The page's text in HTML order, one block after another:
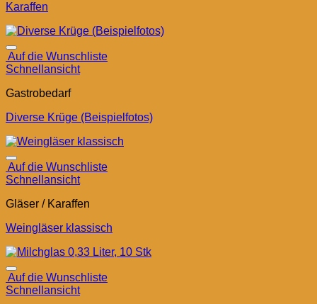
Karaffen
Auf die Wunschliste
Schnellansicht
Gastrobedarf
Diverse Krüge (Beispielfotos)
Auf die Wunschliste
Schnellansicht
Gläser / Karaffen
Weingläser klassisch
Auf die Wunschliste
Schnellansicht